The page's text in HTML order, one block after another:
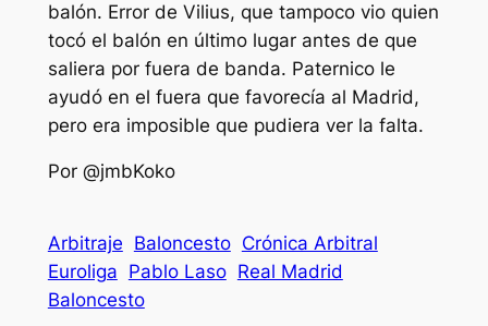
balón. Error de Vilius, que tampoco vio quien
tocó el balón en último lugar antes de que
saliera por fuera de banda. Paternico le
ayudó en el fuera que favorecía al Madrid,
pero era imposible que pudiera ver la falta.
Por @jmbKoko
Arbitraje Baloncesto Crónica Arbitral
Euroliga Pablo Laso Real Madrid
Baloncesto